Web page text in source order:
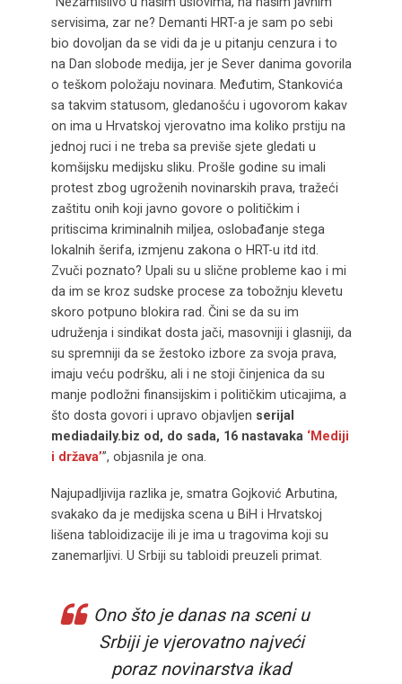
servisima, zar ne? Demanti HRT-a je sam po sebi
bio dovoljan da se vidi da je u pitanju cenzura i to
na Dan slobode medija, jer je Sever danima govorila
o teškom položaju novinara. Međutim, Stankovića
sa takvim statusom, gledanošću i ugovorom kakav
on ima u Hrvatskoj vjerovatno ima koliko prstiju na
jednoj ruci i ne treba sa previše sjete gledati u
komšijsku medijsku sliku. Prošle godine su imali
protest zbog ugroženih novinarskih prava, tražeći
zaštitu onih koji javno govore o političkim i
pritiscima kriminalnih miljea, oslobađanje stega
lokalnih šerifa, izmjenu zakona o HRT-u itd itd.
Zvuči poznato? Upali su u slične probleme kao i mi
da im se kroz sudske procese za tobožnju klevetu
skoro potpuno blokira rad. Čini se da su im
udruženja i sindikat dosta jači, masovniji i glasniji, da
su spremniji da se žestoko izbore za svoja prava,
imaju veću podršku, ali i ne stoji činjenica da su
manje podložni finansijskim i političkim uticajima, a
što dosta govori i upravo objavljen serijal
mediadaily.biz od, do sada, 16 nastavaka ‘Mediji
i država’”, objasnila je ona.
Najupadljivija razlika je, smatra Gojković Arbutina,
svakako da je medijska scena u BiH i Hrvatskoj
lišena tabloidizacije ili je ima u tragovima koji su
zanemarljivi. U Srbiji su tabloidi preuzeli primat.
Ono što je danas na sceni u
Srbiji je vjerovatno najveći
poraz novinarstva ikad